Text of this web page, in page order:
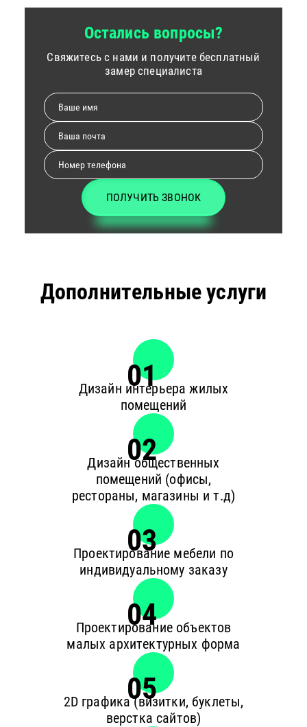
Остались вопросы?
Свяжитесь с нами и получите бесплатный
замер специалиста
ПОЛУЧИТЬ ЗВОНОК
Дополнительные услуги
01
Дизайн интерьера жилых
помещений
02
Дизайн общественных
помещений (офисы,
рестораны, магазины и т.д)
03
Проектирование мебели по
индивидуальному заказу
04
Проектирование объектов
малых архитектурных форма
05
2D графика (визитки, буклеты,
верстка сайтов)